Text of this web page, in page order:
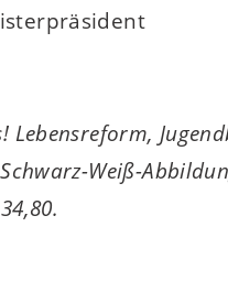
Lebensreform,
Weiß-